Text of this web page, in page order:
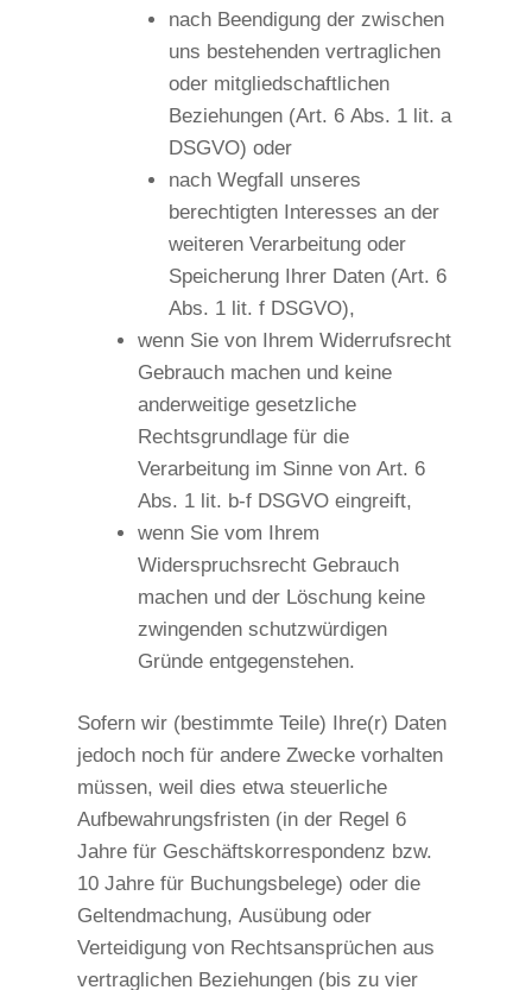
nach Beendigung der zwischen
uns bestehenden vertraglichen
oder mitgliedschaftlichen
Beziehungen (Art. 6 Abs. 1 lit. a
DSGVO) oder
nach Wegfall unseres
berechtigten Interesses an der
weiteren Verarbeitung oder
Speicherung Ihrer Daten (Art. 6
Abs. 1 lit. f DSGVO),
wenn Sie von Ihrem Widerrufsrecht
Gebrauch machen und keine
anderweitige gesetzliche
Rechtsgrundlage für die
Verarbeitung im Sinne von Art. 6
Abs. 1 lit. b-f DSGVO eingreift,
wenn Sie vom Ihrem
Widerspruchsrecht Gebrauch
machen und der Löschung keine
zwingenden schutzwürdigen
Gründe entgegenstehen.
Sofern wir (bestimmte Teile) Ihre(r) Daten
jedoch noch für andere Zwecke vorhalten
müssen, weil dies etwa steuerliche
Aufbewahrungsfristen (in der Regel 6
Jahre für Geschäftskorrespondenz bzw.
10 Jahre für Buchungsbelege) oder die
Geltendmachung, Ausübung oder
Verteidigung von Rechtsansprüchen aus
vertraglichen Beziehungen (bis zu vier